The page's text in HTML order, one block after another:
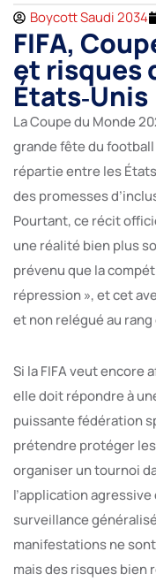
Boycott Saudi 2034
FIFA,
et risques
États‑Unis
La Coupe du Monde
grande fête du
répartie entre les
des promesses
Pourtant, ce récit
une réalité bien plus
prévenu que la
répression », et cet
et non relégué au
Si la FIFA veut encore
elle doit répondre à
puissante fédération
prétendre protéger
organiser un tournoi
l’application
surveillance
manifestations ne
mais des risques bien